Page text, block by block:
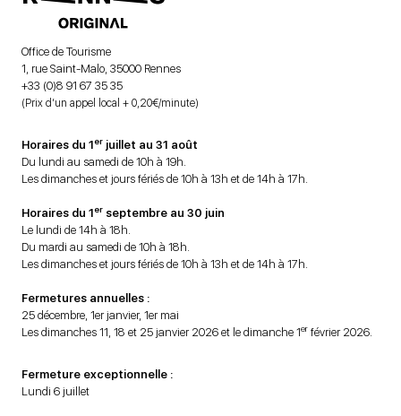
Office de Tourisme
1, rue Saint-Malo, 35000 Rennes
+33 (0)8 91 67 35 35
(Prix d’un appel local + 0,20€/minute)
Horaires du 1er juillet au 31 août
Du lundi au samedi de 10h à 19h.
Les dimanches et jours fériés de 10h à 13h et de 14h à 17h.
Horaires du 1er septembre au 30 juin
Le lundi de 14h à 18h.
Du mardi au samedi de 10h à 18h.
Les dimanches et jours fériés de 10h à 13h et de 14h à 17h.
Fermetures annuelles :
25 décembre, 1er janvier, 1er mai
Les dimanches 11, 18 et 25 janvier 2026 et le dimanche 1er février 2026.
Fermeture exceptionnelle :
Lundi 6 juillet